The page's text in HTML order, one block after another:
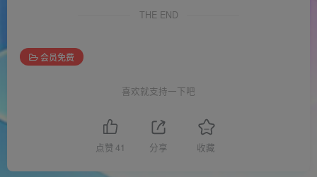
THE END
会员免费
喜欢就支持一下吧
点赞41 分享 收藏